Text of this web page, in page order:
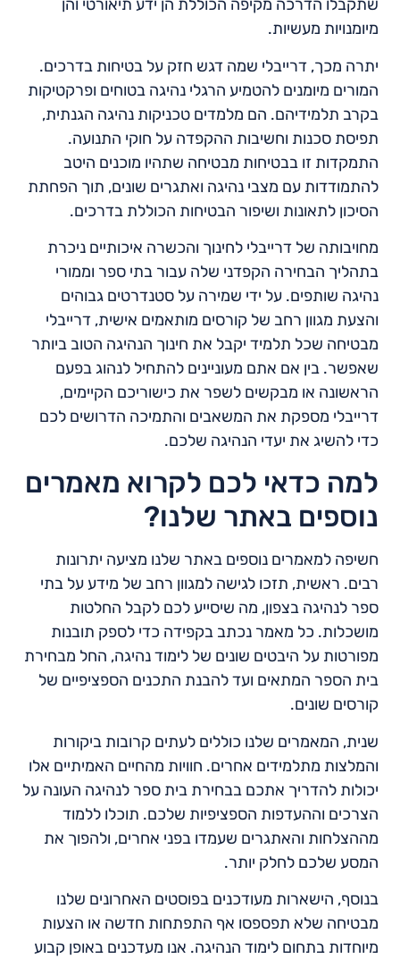
שתקבלו הדרכה מקיפה הכוללת הן ידע תיאורטי והן
מיומנויות מעשיות.
יתרה מכך, דרייבלי שמה דגש חזק על בטיחות בדרכים.
המורים מיומנים להטמיע הרגלי נהיגה בטוחים ופרקטיקות
בקרב תלמידיהם. הם מלמדים טכניקות נהיגה הגנתית,
תפיסת סכנות וחשיבות ההקפדה על חוקי התנועה.
התמקדות זו בבטיחות מבטיחה שתהיו מוכנים היטב
להתמודדות עם מצבי נהיגה ואתגרים שונים, תוך הפחתת
הסיכון לתאונות ושיפור הבטיחות הכוללת בדרכים.
מחויבותה של דרייבלי לחינוך והכשרה איכותיים ניכרת
בתהליך הבחירה הקפדני שלה עבור בתי ספר וממורי
נהיגה שותפים. על ידי שמירה על סטנדרטים גבוהים
והצעת מגוון רחב של קורסים מותאמים אישית, דרייבלי
מבטיחה שכל תלמיד יקבל את חינוך הנהיגה הטוב ביותר
שאפשר. בין אם אתם מעוניינים להתחיל לנהוג בפעם
הראשונה או מבקשים לשפר את כישוריכם הקיימים,
דרייבלי מספקת את המשאבים והתמיכה הדרושים לכם
כדי להשיג את יעדי הנהיגה שלכם.
למה כדאי לכם לקרוא מאמרים
נוספים באתר שלנו?
חשיפה למאמרים נוספים באתר שלנו מציעה יתרונות
רבים. ראשית, תזכו לגישה למגוון רחב של מידע על בתי
ספר לנהיגה בצפון, מה שיסייע לכם לקבל החלטות
מושכלות. כל מאמר נכתב בקפידה כדי לספק תובנות
מפורטות על היבטים שונים של לימוד נהיגה, החל מבחירת
בית הספר המתאים ועד להבנת התכנים הספציפיים של
קורסים שונים.
שנית, המאמרים שלנו כוללים לעתים קרובות ביקורות
והמלצות מתלמידים אחרים. חוויות מהחיים האמיתיים אלו
יכולות להדריך אתכם בבחירת בית ספר לנהיגה העונה על
הצרכים וההעדפות הספציפיות שלכם. תוכלו ללמוד
מההצלחות והאתגרים שעמדו בפני אחרים, ולהפוך את
המסע שלכם לחלק יותר.
בנוסף, הישארות מעודכנים בפוסטים האחרונים שלנו
מבטיחה שלא תפספסו אף התפתחות חדשה או הצעות
מיוחדות בתחום לימוד הנהיגה. אנו מעדכנים באופן קבוע